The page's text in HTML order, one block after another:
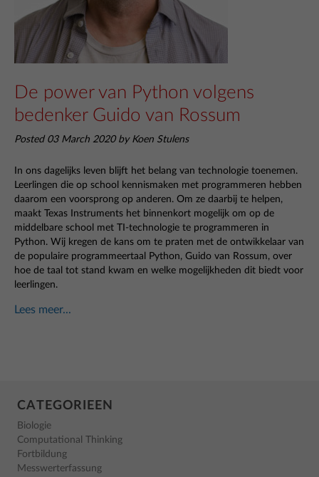
De power van Python volgens
bedenker Guido van Rossum
Posted 03 March 2020 by Koen Stulens
In ons dagelijks leven blijft het belang van technologie toenemen.
Leerlingen die op school kennismaken met programmeren hebben
daarom een voorsprong op anderen. Om ze daarbij te helpen,
maakt Texas Instruments het binnenkort mogelijk om op de
middelbare school met TI-technologie te programmeren in
Python. Wij kregen de kans om te praten met de ontwikkelaar van
de populaire programmeertaal Python, Guido van Rossum, over
hoe de taal tot stand kwam en welke mogelijkheden dit biedt voor
leerlingen.
Lees meer...
CATEGORIEEN
Biologie
Computational Thinking
Fortbildung
Messwerterfassung